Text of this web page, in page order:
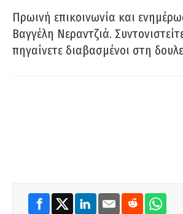
Πρωινή επικοινωνία και
Βαγγέλη Νεραντζιά.
πηγαίνετε διαβασμένοι στη